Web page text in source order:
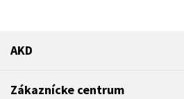
AKD
Zákaznícke centrum